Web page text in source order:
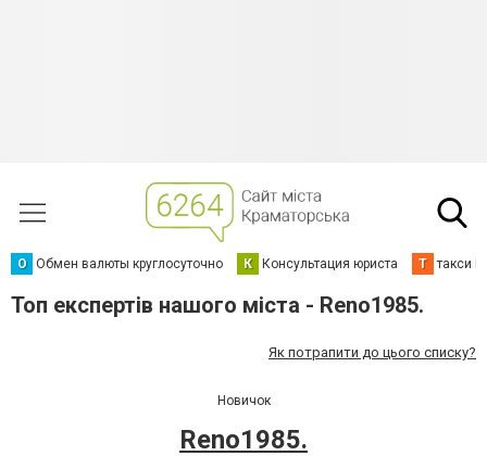
О Обмен валюты круглосуточно К Консультация юриста Т такси
Топ експертів нашого міста - Reno1985.
Як потрапити до цього списку?
Новичок
Reno1985.